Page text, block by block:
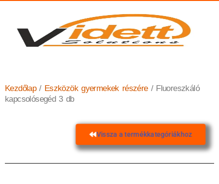
Kezdőlap/ Eszközök gyermekek részére/ Fluoreszkáló
kapcsolósegéd 3 db
Vissza a termékkategóriákhoz